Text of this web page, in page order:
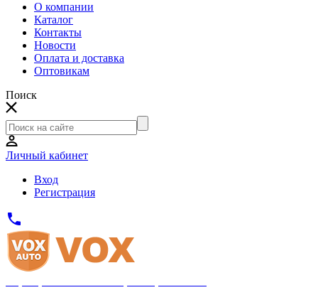
О компании
Каталог
Контакты
Новости
Оплата и доставка
Оптовикам
Поиск
Личный кабинет
Вход
Регистрация
phone